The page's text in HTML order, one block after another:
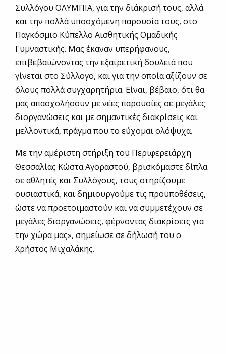
Συλλόγου ΟΛΥΜΠΙΑ, για την διάκρισή τους, αλλά
και την πολλά υποσχόμενη παρουσία τους, στο
Παγκόσμιο Κύπελλο Αισθητικής Ομαδικής
Γυμναστικής. Μας έκαναν υπερήφανους,
επιβεβαιώνοντας την εξαιρετική δουλειά που
γίνεται στο Σύλλογο, και για την οποία αξίζουν σε
όλους πολλά συγχαρητήρια. Είναι, βέβαιο, ότι θα
μας απασχολήσουν με νέες παρουσίες σε μεγάλες
διοργανώσεις και με σημαντικές διακρίσεις και
μελλοντικά, πράγμα που το εύχομαι ολόψυχα.
Με την αμέριστη στήριξη του Περιφερειάρχη
Θεσσαλίας Κώστα Αγοραστού, βρισκόμαστε δίπλα
σε αθλητές και Συλλόγους, τους στηρίζουμε
ουσιαστικά, και δημιουργούμε τις προϋποθέσεις,
ώστε να προετοιμαστούν και να συμμετέχουν σε
μεγάλες διοργανώσεις, φέρνοντας διακρίσεις για
την χώρα μας», σημείωσε σε δήλωσή του ο
Χρήστος Μιχαλάκης.